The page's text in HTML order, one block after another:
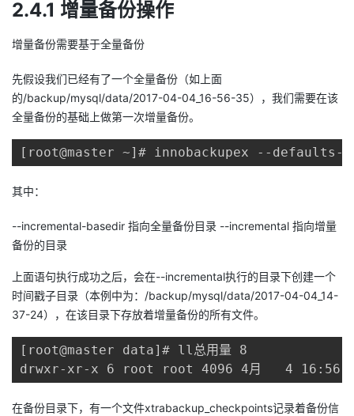
2.4.1 增量备份操作
增量备份需要基于全量备份
先假设我们已经有了一个全量备份（如上面
的/backup/mysql/data/2017-04-04_16-56-35），我们需要在该
全量备份的基础上做第一次增量备份。
[root@master ~]# innobackupex --
其中：
--incremental-basedir 指向全量备份目录 --incremental 指向增量
备份的目录
上面语句执行成功之后，会在--incremental执行的目录下创建一个
时间戳子目录（本例中为：/backup/mysql/data/2017-04-04_14-
37-24），在该目录下存放着增量备份的所有文件。
[root@master data]# ll总用量 8
drwxr-xr-x 6 root root 4096 4月   4 16:56
在备份目录下，有一个文件xtrabackup_checkpoints记录着备份信